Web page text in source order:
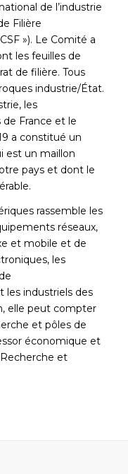
de l’industrie
Filière
»). Le Comité a
les feuilles de
de filière. Tous
industrie/État.
les
de France et le
a constitué un
est un maillon
pays et dont le
rassemble les
réseaux,
et mobile et de
les
industriels des
elle peut compter
et pôles de
économique et
et